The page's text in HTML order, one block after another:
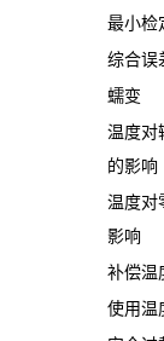
最小检
综合误
蠕变
温度对
的影响
温度对
影响
补偿温
使用温